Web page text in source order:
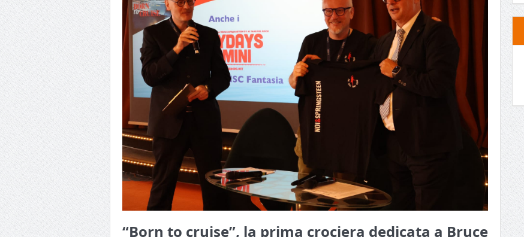
“Born to cruise”, la prima crociera dedicata a Bruce